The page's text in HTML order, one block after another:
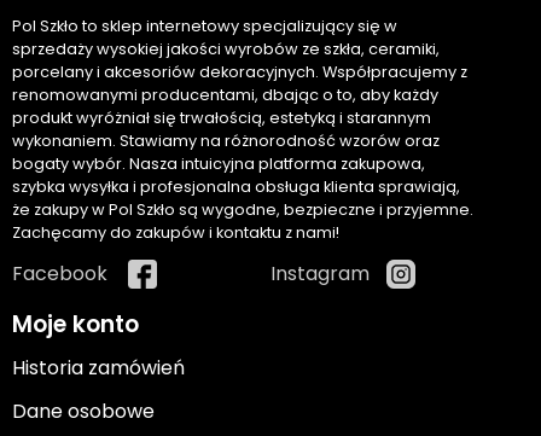
Pol Szkło to sklep internetowy specjalizujący się w
sprzedaży wysokiej jakości wyrobów ze szkła, ceramiki,
porcelany i akcesoriów dekoracyjnych. Współpracujemy z
renomowanymi producentami, dbając o to, aby każdy
produkt wyróżniał się trwałością, estetyką i starannym
wykonaniem. Stawiamy na różnorodność wzorów oraz
bogaty wybór. Nasza intuicyjna platforma zakupowa,
szybka wysyłka i profesjonalna obsługa klienta sprawiają,
że zakupy w Pol Szkło są wygodne, bezpieczne i przyjemne.
Zachęcamy do zakupów i kontaktu z nami!
Facebook Instagram
Moje konto
Historia zamówień
Dane osobowe